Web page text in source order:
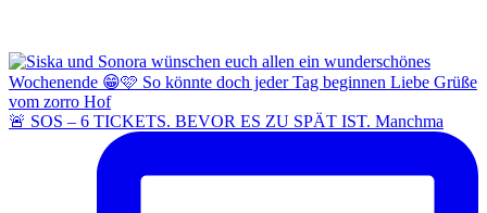
🚨 SOS – 6 TICKETS. BEVOR ES ZU SPÄT IST. Manchma